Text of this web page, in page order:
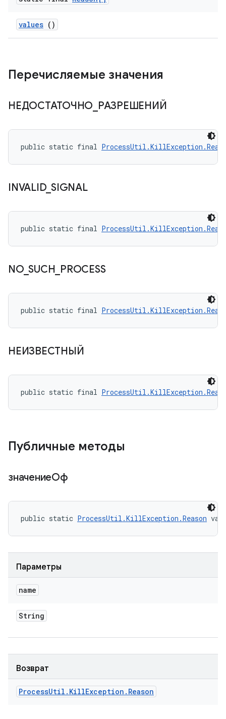
values ()
Перечисляемые значения
НЕДОСТАТОЧНО РАЗРЕШЕНИЙ
public static final
INVALID_ SIGNAL
public static final
NO_SUCH PROCESS
public static final
НЕИЗВЕСТНЫЙ
public static final
Публичные методы
значениеОф
public static ProcessUtil.KillException.Reason
Параметры
name
String
Возврат
ProcessUtil . KillException . Reason